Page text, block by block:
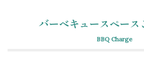
バーベキュースペース
BBQ Charge